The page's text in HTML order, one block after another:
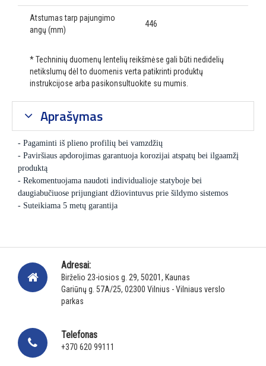
Atstumas tarp pajungimo
angų (mm)
446
* Techninių duomenų lentelių reikšmėse gali būti nedidelių
netikslumų dėl to duomenis verta patikrinti produktų
instrukcijose arba pasikonsultuokite su mumis.
Aprašymas
- Pagaminti iš plieno profilių bei vamzdžių
- Paviršiaus apdorojimas garantuoja korozijai atspatų bei ilgaamžį
produktą
- Rekomentuojama naudoti individualioje statyboje bei
daugiabučiuose prijungiant džiovintuvus prie šildymo sistemos
- Suteikiama 5 metų garantija
Adresai:
Birželio 23-iosios g. 29, 50201, Kaunas
Gariūnų g. 57A/25, 02300 Vilnius - Vilniaus verslo
parkas
Telefonas
+370 620 99111